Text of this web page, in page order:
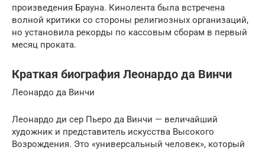
произведения Брауна. Кинолента была встречена
волной критики со стороны религиозных организаций,
но установила рекорды по кассовым сборам в первый
месяц проката.
Краткая биография Леонардо да Винчи
Леонардо да Винчи
Леонардо ди сер Пьеро да Винчи — величайший
художник и представитель искусства Высокого
Возрождения. Это «универсальный человек», который